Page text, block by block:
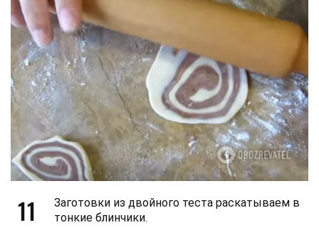
11
Заготовки из двойного теста раскатываем в
тонкие блинчики.